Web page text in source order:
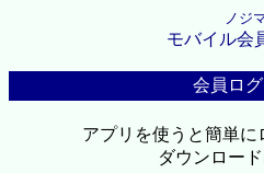
ノジ
モバイル会
会員ロ
アプリを使うと簡単
ダウンロー